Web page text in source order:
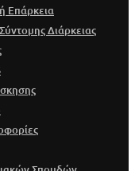
Επάρκεια
Διάρκειας